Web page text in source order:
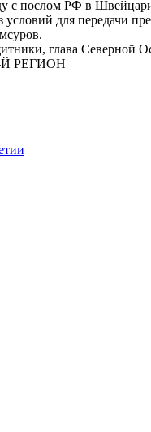
с послом РФ в
для передачи
глава
Й РЕГИОН